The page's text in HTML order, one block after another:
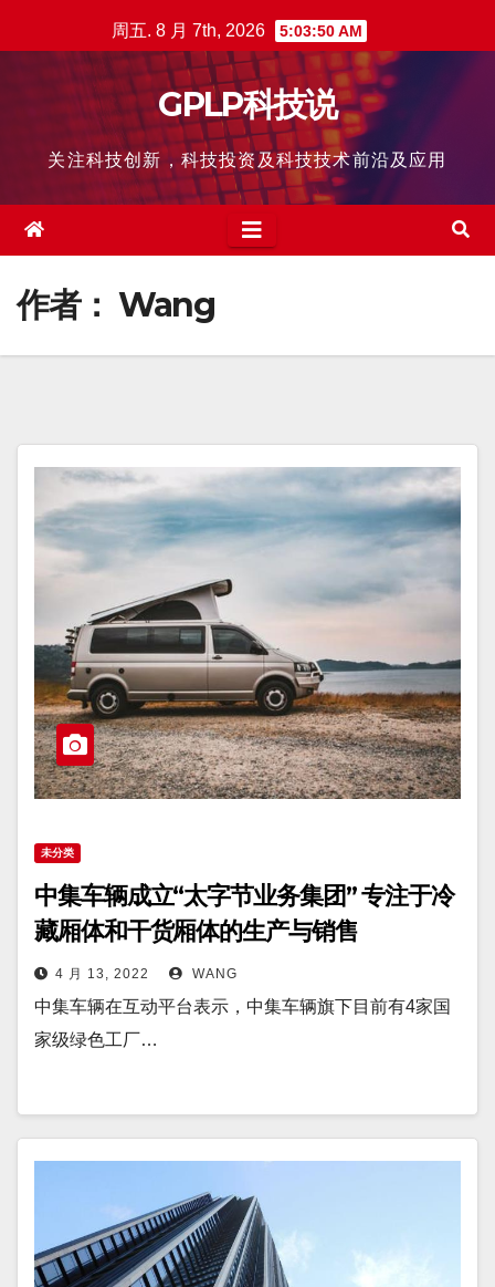
至
周五. 8 月 7th, 2026 5:03:51 AM
GPLP科技说
关注科技创新，科技投资及科技技术前沿及应用
作者： Wang
未分类
中集车辆成立“太字节业务集团” 专注于冷
藏厢体和干货厢体的生产与销售
4 月 13, 2022 WANG
中集车辆在互动平台表示，中集车辆旗下目前有4家国
家级绿色工厂…